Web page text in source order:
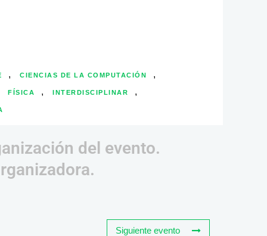
, CIENCIAS DE LA COMPUTACIÓN
,
FÍSICA , INTERDISCIPLINAR ,
del evento.
Siguiente evento